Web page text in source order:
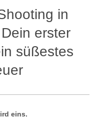
in
erster
süßestes
eins.